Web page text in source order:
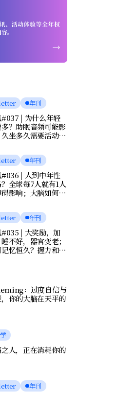
年刊
| 为什么年轻
多？助眠音频可能影
坐多久需要活动一
年刊
| 人到中年性
全球每7人就有1人
影响；大脑如何清
年刊
| 大奖励，加
不好，器官变老；
忆恒久？握力和写
：过度自信与
你的大脑在天平的
人，正在消耗你的
年刊